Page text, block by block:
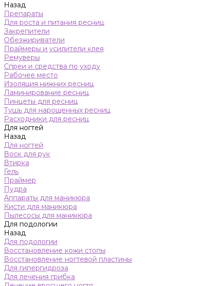
Назад
Препараты
Для роста и питания ресниц
Закрепители
Обезжириватели
Праймеры и усилители клея
Ремуверы
Спреи и средства по уходу
Рабочее место
Изоляция нижних ресниц
Ламинирование ресниц
Пинцеты для ресниц
Тушь для нарощенных ресниц
Расходники для ресниц
Для ногтей
Назад
Для ногтей
Воск для рук
Втирка
Гель
Праймер
Пудра
Аппараты для маникюра
Кисти для маникюра
Пылесосы для маникюра
Для подологии
Назад
Для подологии
Восстановление кожи стопы
Восстановление ногтевой пластины
Для гипергидроза
Для лечения грибка